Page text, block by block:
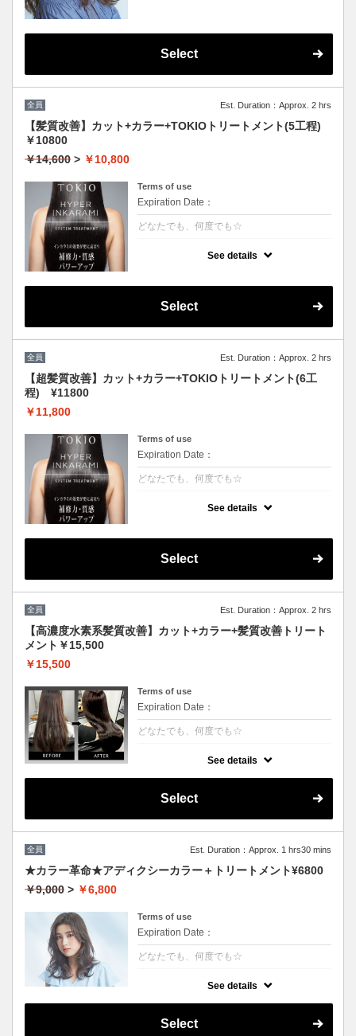
Select
全員 Est. Duration：Approx. 2 hrs
【髪質改善】カット+カラー+TOKIOトリートメント(5工程)
￥10800
￥14,600 > ￥10,800
Terms of use
Expiration Date：
どなたでも、何度でも☆
ちます。本質的な「髪質ケア」で大人気！超
深くに浸透して定着
See details
Select
全員 Est. Duration：Approx. 2 hrs
【超髪質改善】カット+カラー+TOKIOトリートメント(6工
程) ¥11800
￥11,800
Terms of use
Expiration Date：
どなたでも、何度でも☆
留シリコンを除去し、トリートメント効果を
綺麗に致します。
See details
Select
全員 Est. Duration：Approx. 2 hrs
【高濃度水素系髪質改善】カット+カラー+髪質改善トリート
メント￥15,500
￥15,500
Terms of use
Expiration Date：
どなたでも、何度でも☆
ートメント！高濃度水素で抗酸化を促し水分
量を底上げします◎カラーとの相性が抜群
で、今まで見た事が無いような艶が出ます。
See details
Select
全員 Est. Duration：Approx. 1 hrs30 mins
★カラー革命★アディクシーカラー＋トリートメント¥6800
￥9,000 > ￥6,800
Terms of use
Expiration Date：
どなたでも、何度でも☆
「ツヤ」「手触り」が格段にＵＰ！ダメージ
が1/5のため、綺麗な色味で毎回染められま
す。/ロング料金無/コテ巻無料/当日予約OK
See details
Select